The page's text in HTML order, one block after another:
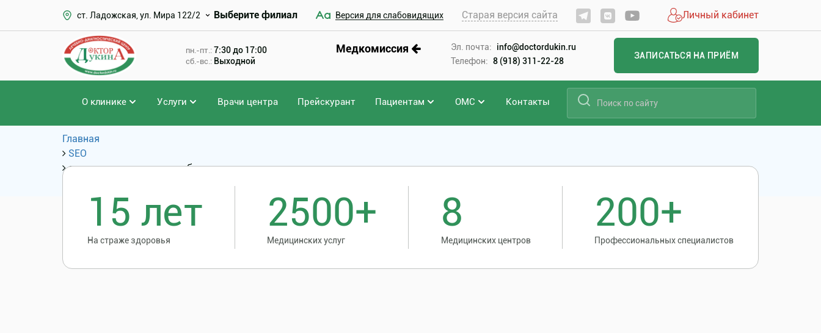
ст. Ладожская, ул. Мира 122/2 Выберите филиал Версия для слабовидящих Старая версия сайта Личный кабинет
пн.-пт.: 7:30 до 17:00
сб.-вс.: Выходной
Медкомиссия Эл. почта:
info@doctordukin.ru
Телефон: 8 (918) 311-22-28
ЗАПИСАТЬСЯ НА ПРИЁМ
О клинике Услуги Врачи центра Прейскурант Пациентам ОМС Контакты
Главная
SEO
сколько стоит сделать зубы под наркозом
15 лет
На страже здоровья
2500+
Медицинских услуг
8
Медицинских центров
200+
Профессиональных специалистов